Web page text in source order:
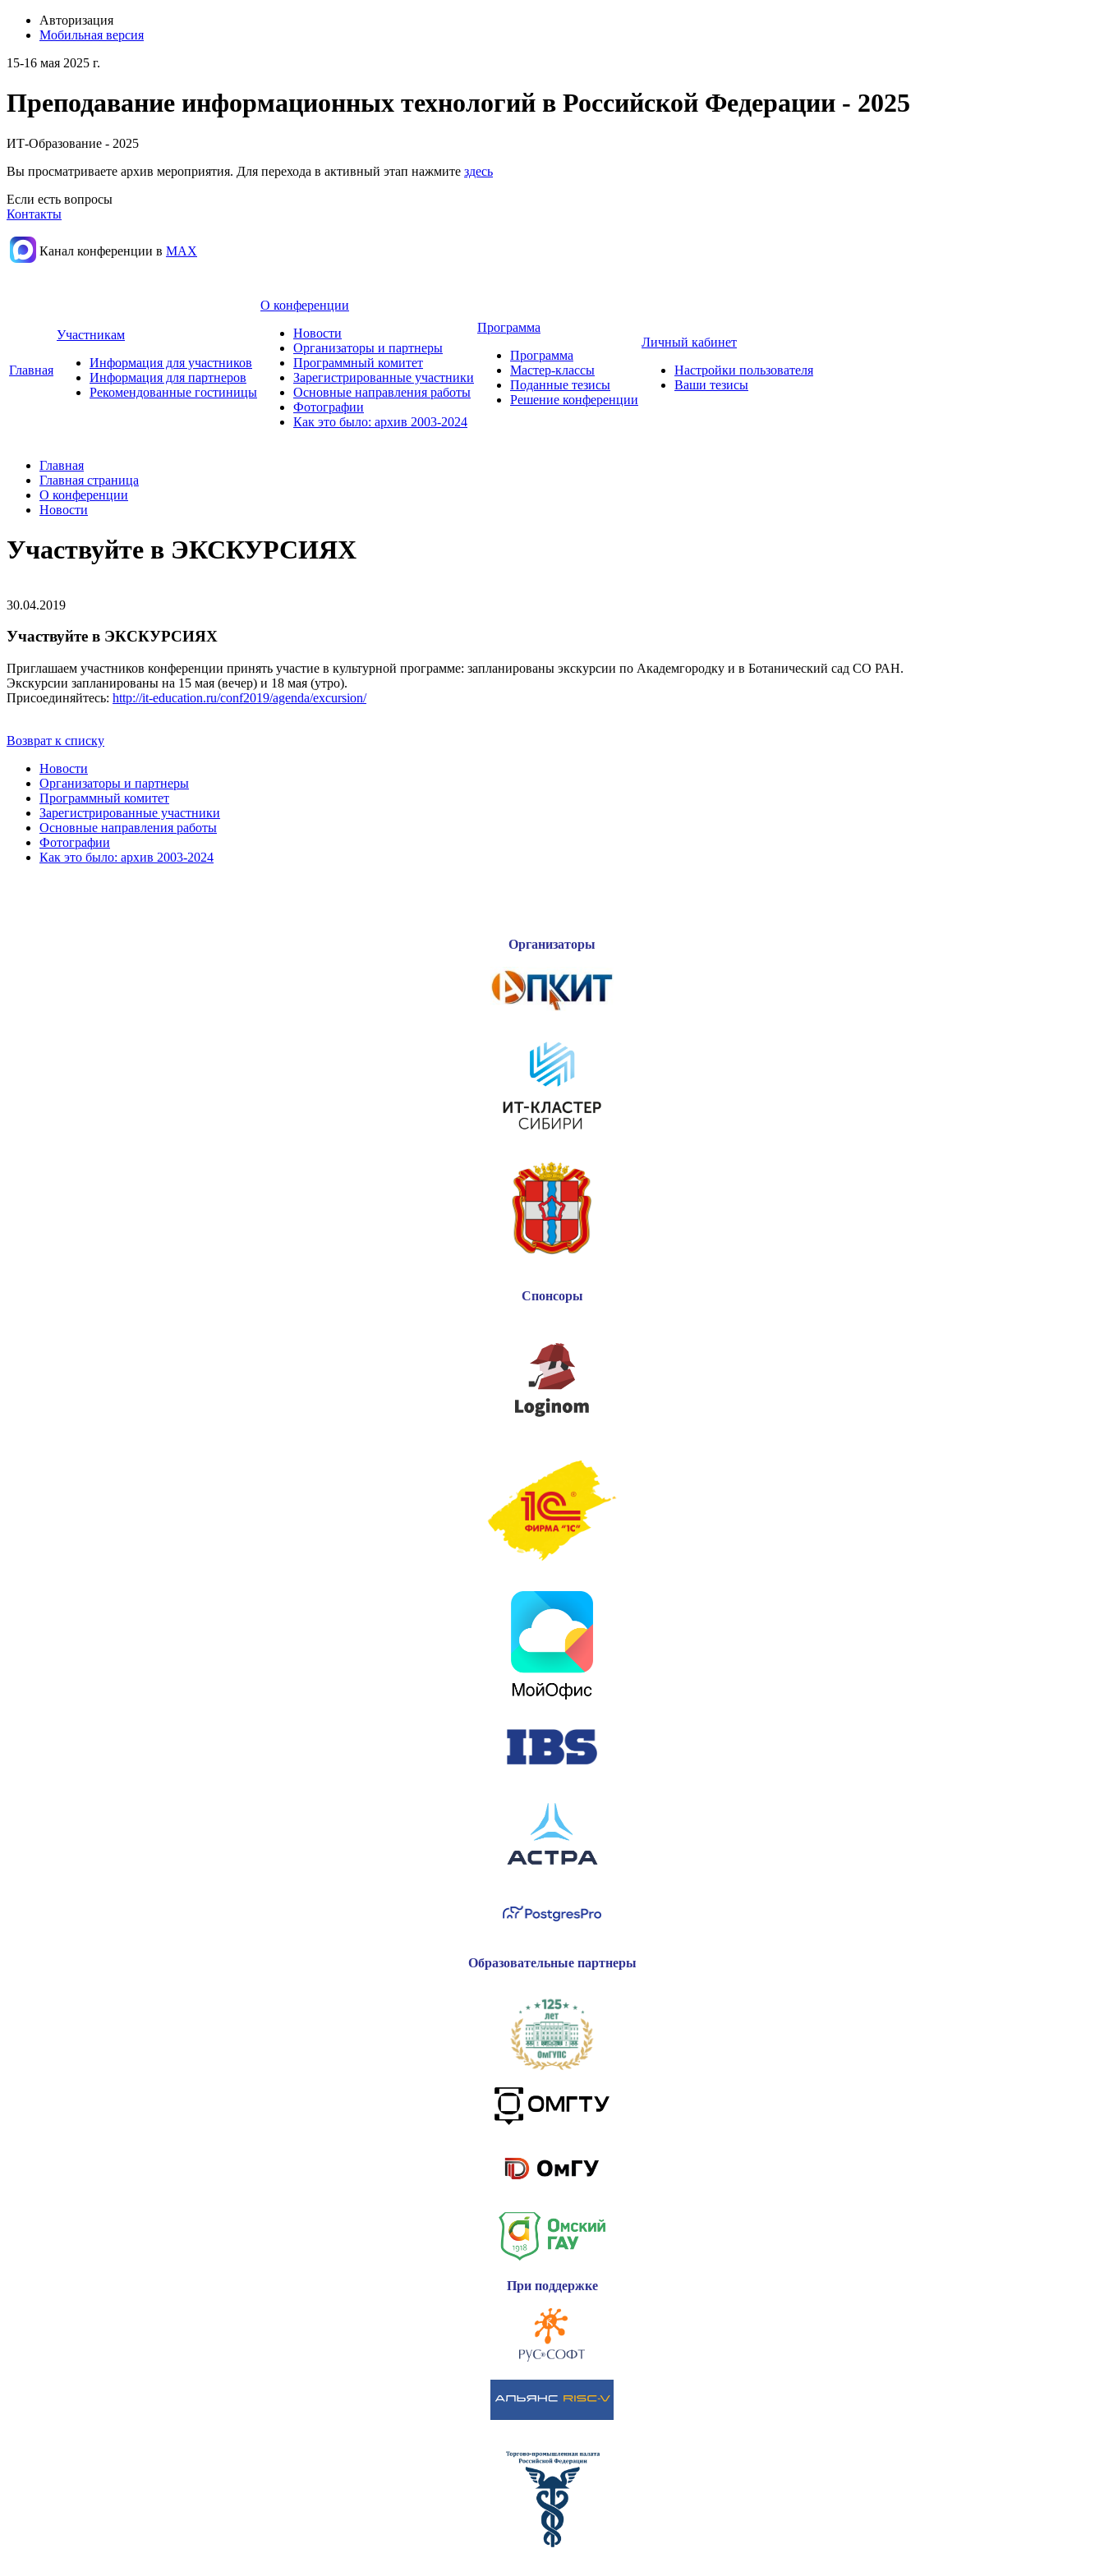
Авторизация
Мобильная версия
15-16 мая 2025 г.
Преподавание информационных технологий в Российской Федерации - 2025
ИТ-Образование - 2025
Вы просматриваете архив мероприятия. Для перехода в активный этап нажмите здесь
Если есть вопросы
Контакты
Канал конференции в МАХ
Главная
Участникам
Информация для участников
Информация для партнеров
Рекомендованные гостиницы
О конференции
Новости
Организаторы и партнеры
Программный комитет
Зарегистрированные участники
Основные направления работы
Фотографии
Как это было: архив 2003-2024
Программа
Программа
Мастер-классы
Поданные тезисы
Решение конференции
Личный кабинет
Настройки пользователя
Ваши тезисы
Главная
Главная страница
О конференции
Новости
Участвуйте в ЭКСКУРСИЯХ
30.04.2019
Участвуйте в ЭКСКУРСИЯХ
Приглашаем участников конференции принять участие в культурной программе: запланированы экскурсии по Академгородку и в Ботанический сад СО РАН.
Экскурсии запланированы на 15 мая (вечер) и 18 мая (утро).
Присоединяйтесь: http://it-education.ru/conf2019/agenda/excursion/
Возврат к списку
Новости
Организаторы и партнеры
Программный комитет
Зарегистрированные участники
Основные направления работы
Фотографии
Как это было: архив 2003-2024
Организаторы
Спонсоры
Образовательные партнеры
При поддержке